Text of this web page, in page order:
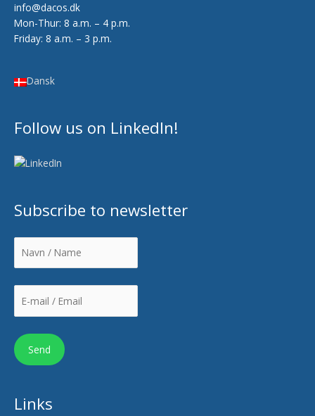
info@dacos.dk
Mon-Thur: 8 a.m. – 4 p.m.
Friday: 8 a.m. – 3 p.m.
Dansk
Follow us on LinkedIn!
Subscribe to newsletter
Links